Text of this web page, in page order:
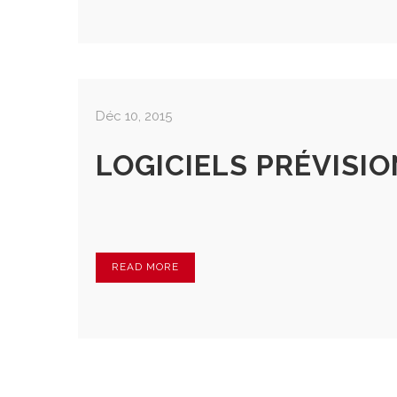
Déc 10, 2015
LOGICIELS
READ MORE